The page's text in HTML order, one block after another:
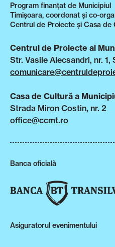
Program finanțat de Municipiul
Timișoara, coordonat și co-
Centrul de Proiecte și Casa de
Centrul de Proiecte al
Str. Vasile Alecsandri, nr. 1,
Casa de Cultură a
Strada Miron Costin, nr. 2
office@ccmt.ro
Banca oficială
Asiguratorul evenimentului